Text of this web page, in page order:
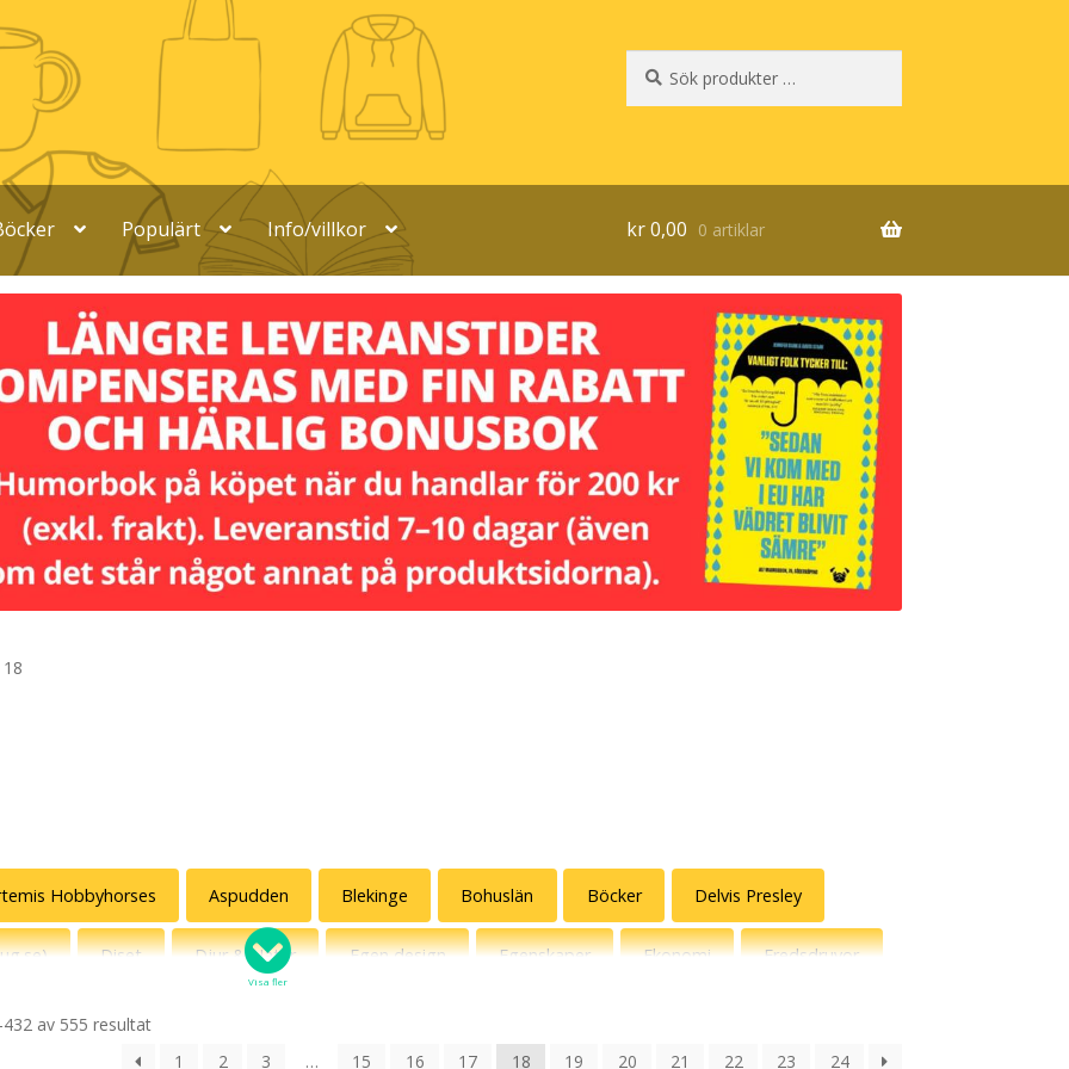
efter:
Populärt Info/villkor kr0,00 0 artiklar
18
Hobbyhorses Aspudden Blekinge Bohuslän Böcker Delvis Presley
Diset Djur & Natur Egen design Egenskaper Ekonomi Fredsdruvor
Svan som ursprungsamerikan
Visa fler
av 555 resultat
1
2 3 … 15 16 17 18 19 20 21 22 23 24